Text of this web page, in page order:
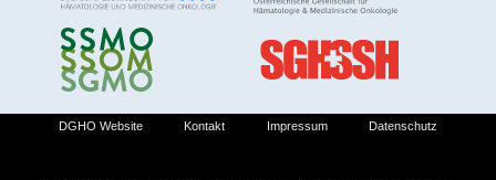
DGHO Website Kontakt Impressum Datenschutz